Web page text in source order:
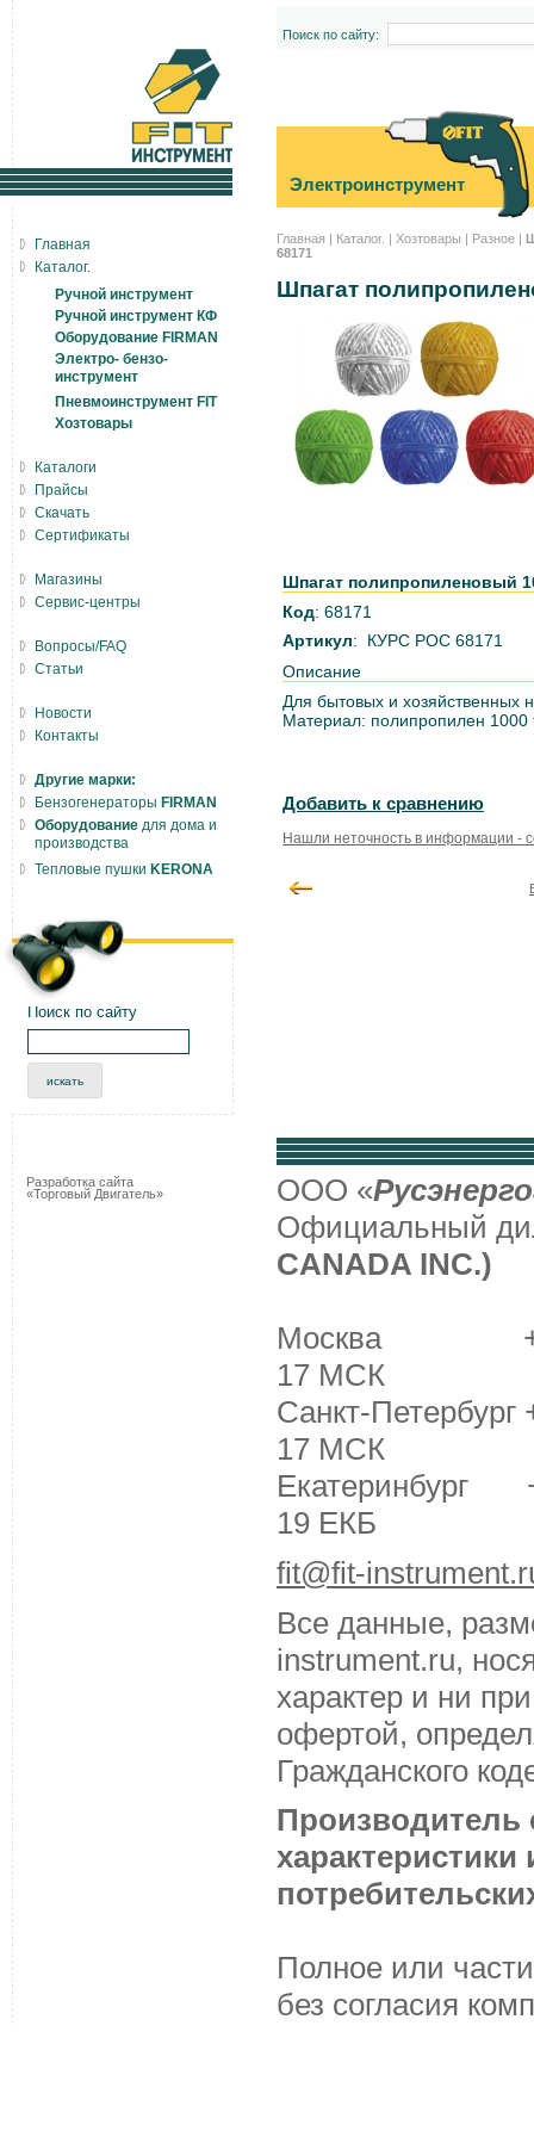
Поиск по сайту:
Электроинструмент
Главная | Каталог. | Хозтовары | Разное |
68171
Шпагат
Шпагат полипропиленовый
Код: 68171
Артикул: КУРС РОС 68171
Описание
Для бытовых и хозяйственных
Материал: полипропилен 1000
Добавить к сравнению
Нашли неточность в информации -
Главная
Каталог.
Ручной инструмент
Ручной инструмент КФ
Оборудование FIRMAN
Электро- бензо-
инструмент
Пневмоинструмент FIT
Хозтовары
Каталоги
Прайсы
Скачать
Сертификаты
Магазины
Сервис-центры
Вопросы/FAQ
Статьи
Новости
Контакты
Другие марки:
Бензогенераторы FIRMAN
Оборудование для дома и
производства
Тепловые пушки KERONA
Поиск по сайту
Разработка сайта
«Торговый Двигатель»
ООО «
Официальный
CANADA INC.)
Москва +7
17 МСК
Санкт-
17 МСК
Екатеринбург
19 ЕКБ
fit@fit-
Все данные,
instrument.ru,
характер и ни
офертой,
Гражданского
Производитель
Полное или
без согласия